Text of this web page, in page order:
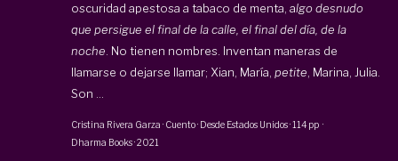
oscuridad apestosa a tabaco de menta, algo desnudo
que persigue el final de la calle, el final del día, de la
noche. No tienen nombres. Inventan maneras de
llamarse o dejarse llamar; Xian, María, petite, Marina, Julia.
Son ...
Cristina Rivera Garza · Cuento · Desde Estados Unidos·114 pp ·
Dharma Books·2021